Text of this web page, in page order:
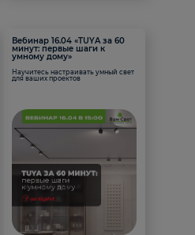
Вебинар 16.04 «TUYA за 60
минут: первые шаги к
умному дому»
Научитесь настраивать умный свет
для ваших проектов